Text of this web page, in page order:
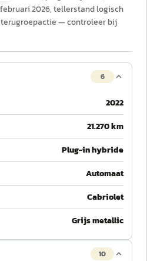
2026, tellerstand logisch
terugroepactie — controleer bij
6
2022
21.270 km
Plug-in hybride
Automaat
Cabriolet
Grijs metallic
10